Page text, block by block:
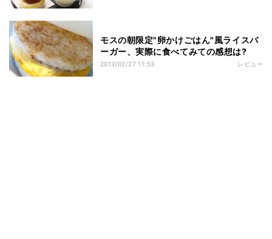
モスの朝限定"卵かけごはん"風ライスバ
ーガー、実際に食べてみての感想は?
2013/02/27 11:53 レビュー